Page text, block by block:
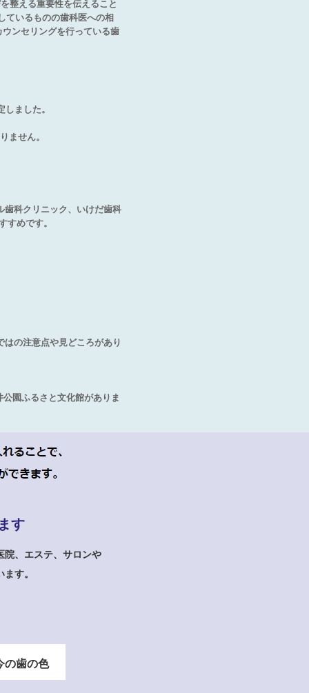
整える重要性を伝えること
ているものの歯科医への相
ンセリングを行っている歯
ました。
ません。
歯科クリニック、いけだ歯科
すめです。
の注意点や見どころがあり
園ふるさと文化館がありま
す
院、エステ、サロンや
す。
の歯の色